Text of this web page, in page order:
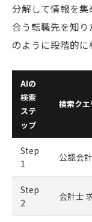
分解して情報を
合う転職先を知
のように段階的に
AIの
検索
ステ
ップ
検索クエ
Step
1
公認会
Step
2
会計士